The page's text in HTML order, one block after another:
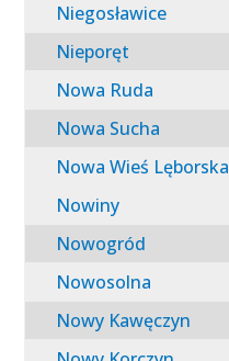
Niegosławice
Nieporęt
Nowa Ruda
Nowa Sucha
Nowa Wieś Lęborska
Nowiny
Nowogród
Nowosolna
Nowy Kawęczyn